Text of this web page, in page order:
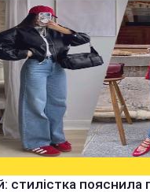
стилістка пояснила